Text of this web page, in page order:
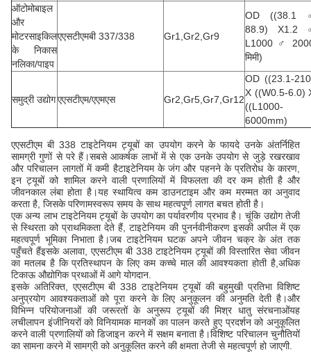
ऑटोमोबाइल
और
मोटरसाइकिल
के निकास
नलिका/पाइप
एएसटीएमबी 337/338 Gr1,Gr2,Gr9
OD ((38.1
88.9) X1.2
L1000 ♂
मिमी)
समुद्री उद्योगएएसटीएम/एएमएस Gr2,Gr5,Gr7,Gr12
OD ((23.1-
X ((W0.5-6.0)
((L1000-
6000mm)
एएसटीएम बी 338 टाइटेनियम ट्यूबों का उपयोग करने के फायदे उनके अंतर्निहित
सामग्री गुणों से परे हैं।सबसे आकर्षक लाभों में से एक उनके उपयोग से जुड़े रखरखाव
और परिचालन लागतों में कमी हैटाइटेनियम के जंग और पहनने के प्रतिरोध के कारण,
इन ट्यूबों को शामिल करने वाली प्रणालियों में विफलता की दर कम होती है और
जीवनकाल लंबा होता है।यह स्थायित्व कम डाउनटाइम और कम मरम्मत का अनुवाद
करता है, जिसके परिणामस्वरूप समय के साथ महत्वपूर्ण लागत बचत होती है।
एक अन्य लाभ टाइटेनियम ट्यूबों के उपयोग का पर्यावरणीय प्रभाव है। चूंकि उद्योग तेजी
से स्थिरता को प्राथमिकता देते हैं, टाइटेनियम की पुनर्नवीनीकरण इसकी अपील में एक
महत्वपूर्ण भूमिका निभाता है।जब टाइटेनियम घटक अपने जीवन चक्र के अंत तक
पहुँचते हैंइसके अलावा, एएसटीएम बी 338 टाइटेनियम ट्यूबों की विस्तारित सेवा जीवन
का मतलब है कि प्रतिस्थापन के लिए कम कच्चे माल की आवश्यकता होती है,अधिक
टिकाऊ औद्योगिक प्रथाओं में आगे योगदान.
इसके अतिरिक्त, एएसटीएम बी 338 टाइटेनियम ट्यूबों की बहुमुखी प्रतिभा विशिष्ट
अनुप्रयोग आवश्यकताओं को पूरा करने के लिए अनुकूलन की अनुमति देती है।और
विभिन्न परियोजनाओं की जरूरतों के अनुरूप ट्यूबों की मिश्र धातु संरचनाओंयह
लचीलापन इंजीनियरों को विनियामक मानकों का पालन करते हुए प्रदर्शन को अनुकूलित
करने वाली प्रणालियों को डिजाइन करने में सक्षम बनाता है।विशिष्ट परिचालन चुनौतियों
का सामना करने में सामग्री को अनुकूलित करने की क्षमता तेजी से महत्वपूर्ण हो जाएगी.